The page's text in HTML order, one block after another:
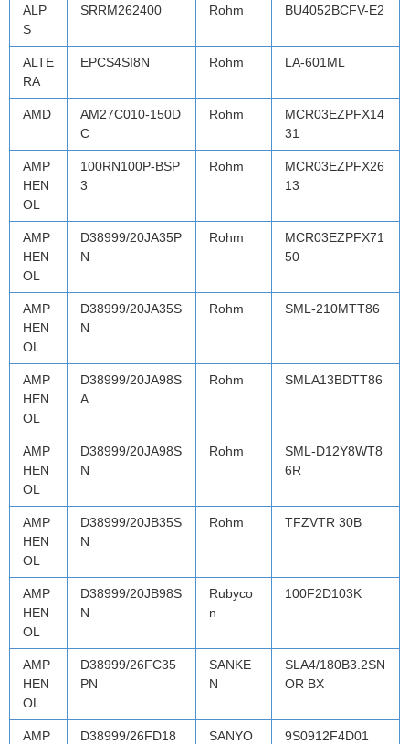
ALP
S
SRRM262400 Rohm BU4052BCFV-E2
ALTE
RA
EPCS4SI8N Rohm LA-601ML
AMD
AM27C010-150D
C
Rohm
MCR03EZPFX14
31
AMP
HEN
OL
100RN100P-BSP
3
Rohm
MCR03EZPFX26
13
AMP
HEN
OL
D38999/20JA35P
N
Rohm
MCR03EZPFX71
50
AMP
HEN
OL
D38999/20JA35S
N
Rohm SML-210MTT86
AMP
HEN
OL
D38999/20JA98S
A
Rohm SMLA13BDTT86
AMP
HEN
OL
D38999/20JA98S
N
Rohm
SML-D12Y8WT8
6R
AMP
HEN
OL
D38999/20JB35S
N
Rohm TFZVTR 30B
AMP
HEN
OL
D38999/20JB98S
N
Rubyco
n
100F2D103K
AMP
HEN
OL
D38999/26FC35
PN
SANKE
N
SLA4/180B3.2SN
OR BX
AMP
D38999/26FD18
SANYO 9S0912F4D01